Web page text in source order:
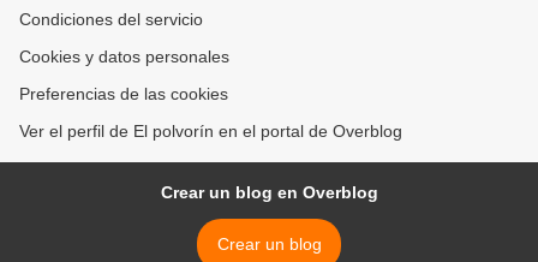
Condiciones del servicio
Cookies y datos personales
Preferencias de las cookies
Ver el perfil de El polvorín en el portal de Overblog
Crear un blog en Overblog
Crear un blog